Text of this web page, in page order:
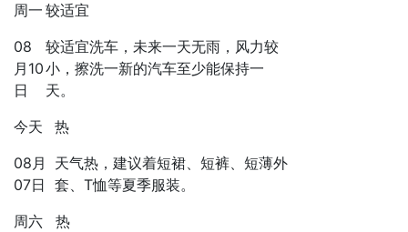
周一
08
月10
日
较适宜
较适宜洗车，未来一天无雨，风力较
小，擦洗一新的汽车至少能保持一
天。
今天
08月
07日
热
天气热，建议着短裙、短裤、短薄外
套、T恤等夏季服装。
周六
热